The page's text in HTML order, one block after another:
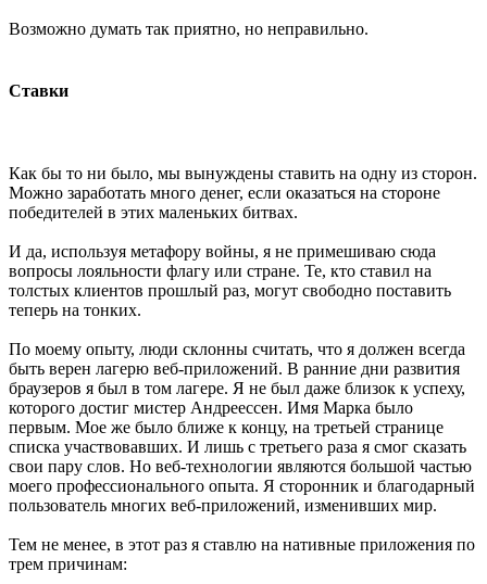
Возможно думать так приятно, но неправильно.
Ставки
Как бы то ни было, мы вынуждены ставить на одну из сторон.
Можно заработать много денег, если оказаться на стороне
победителей в этих маленьких битвах.
И да, используя метафору войны, я не примешиваю сюда
вопросы лояльности флагу или стране. Те, кто ставил на
толстых клиентов прошлый раз, могут свободно поставить
теперь на тонких.
По моему опыту, люди склонны считать, что я должен всегда
быть верен лагерю веб-приложений. В ранние дни развития
браузеров я был в том лагере. Я не был даже близок к успеху,
которого достиг мистер Андреессен. Имя Марка было
первым. Мое же было ближе к концу, на третьей странице
списка участвовавших. И лишь с третьего раза я смог сказать
свои пару слов. Но веб-технологии являются большой частью
моего профессионального опыта. Я сторонник и благодарный
пользователь многих веб-приложений, изменивших мир.
Тем не менее, в этот раз я ставлю на нативные приложения по
трем причинам: